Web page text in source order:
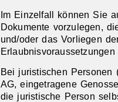
Im Einzelfall können Sie
Dokumente vorzulegen,
und/oder das Vorliegen
Erlaubnisvoraussetzungen
Bei juristischen Personen
AG, eingetragene
die juristische Person